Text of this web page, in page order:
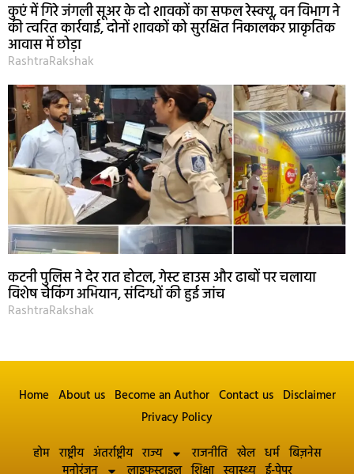
कुएं में गिरे जंगली सूअर के दो शावकों का सफल रेस्क्यू, वन विभाग ने
की त्वरित कार्रवाई, दोनों शावकों को सुरक्षित निकालकर प्राकृतिक
आवास में छोड़ा
RashtraRakshak
कटनी पुलिस ने देर रात होटल, गेस्ट हाउस और ढाबों पर चलाया
विशेष चेकिंग अभियान, संदिग्धों की हुई जांच
RashtraRakshak
Home About us Become an Author Contact us Disclaimer
Privacy Policy
होम राष्ट्रीय अंतर्राष्ट्रीय राज्य राजनीति खेल धर्म बिज़नेस